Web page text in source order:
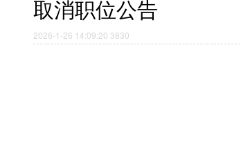
取消职位公告
2026-1-26 14:09:20 3830